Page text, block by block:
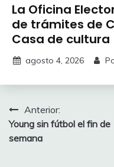
La Oficina
de trámites de
Casa de cultura
agosto 4, 2026
Navegación
de
Anterior:
Young sin fútbol el fin de
semana